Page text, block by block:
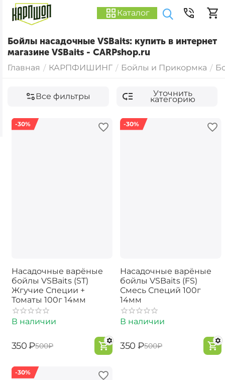
Каталог
Бойлы насадочные VSBaits: купить в интернет
магазине VSBaits - CARPshop.ru
Главная / КАРПФИШИНГ / Бойлы и Прикормка /
Все фильтры Уточнить
категорию
-30%
Насадочные варёные
бойлы VSBaits (ST)
Жгучие Специи +
Томаты 100г 14мм
В наличии
‍350‍ ₽‍500‍₽
-30%
Насадочные варёные
бойлы VSBaits (FS)
Смесь Специй 100г
14мм
В наличии
‍350‍ ₽‍500‍₽
-30%